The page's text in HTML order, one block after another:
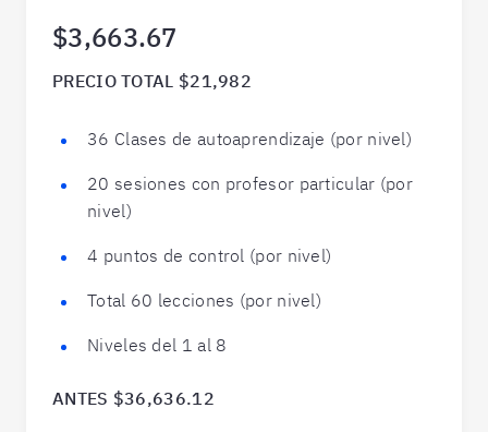
$3,663.67
PRECIO TOTAL $21,982
36 Clases de autoaprendizaje (por nivel)
20 sesiones con profesor particular (por
nivel)
4 puntos de control (por nivel)
Total 60 lecciones (por nivel)
Niveles del 1 al 8
ANTES $36,636.12